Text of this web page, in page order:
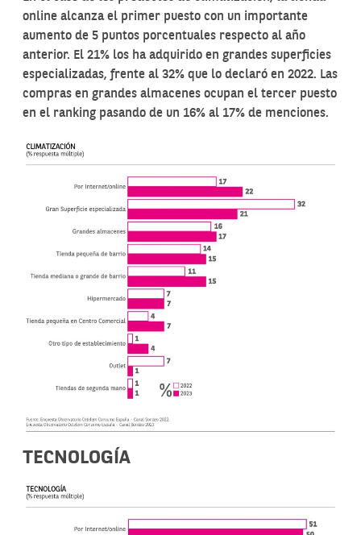
online alcanza el primer puesto con un importante
aumento de 5 puntos porcentuales respecto al año
anterior. El 21% los ha adquirido en grandes superficies
especializadas, frente al 32% que lo declaró en 2022. Las
compras en grandes almacenes ocupan el tercer puesto
en el ranking pasando de un 16% al 17% de menciones.
TECNOLOGÍA